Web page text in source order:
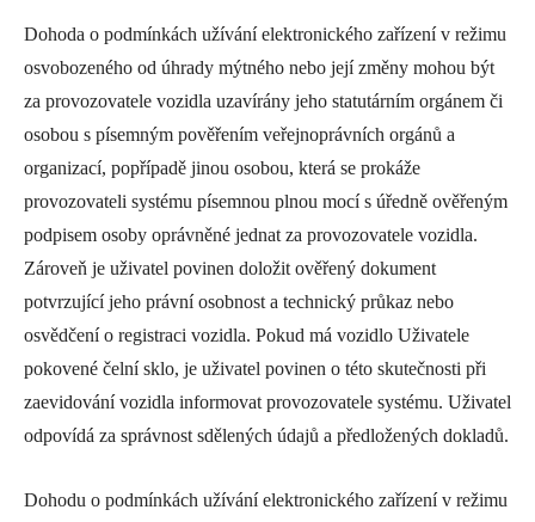
Dohoda o podmínkách užívání elektronického zařízení v režimu
osvobozeného od úhrady mýtného nebo její změny mohou být
za provozovatele vozidla uzavírány jeho statutárním orgánem či
osobou s písemným pověřením veřejnoprávních orgánů a
organizací, popřípadě jinou osobou, která se prokáže
provozovateli systému písemnou plnou mocí s úředně ověřeným
podpisem osoby oprávněné jednat za provozovatele vozidla.
Zároveň je uživatel povinen doložit ověřený dokument
potvrzující jeho právní osobnost a technický průkaz nebo
osvědčení o registraci vozidla. Pokud má vozidlo Uživatele
pokovené čelní sklo, je uživatel povinen o této skutečnosti při
zaevidování vozidla informovat provozovatele systému. Uživatel
odpovídá za správnost sdělených údajů a předložených dokladů.
Dohodu o podmínkách užívání elektronického zařízení v režimu